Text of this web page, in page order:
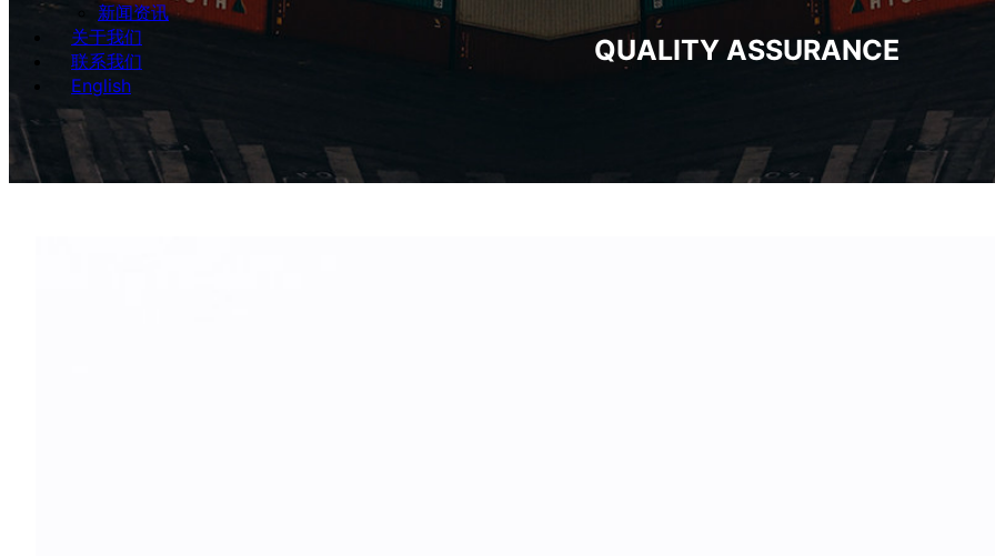
新闻资讯
关于我们
联系我们
English
QUALITY ASSURANCE